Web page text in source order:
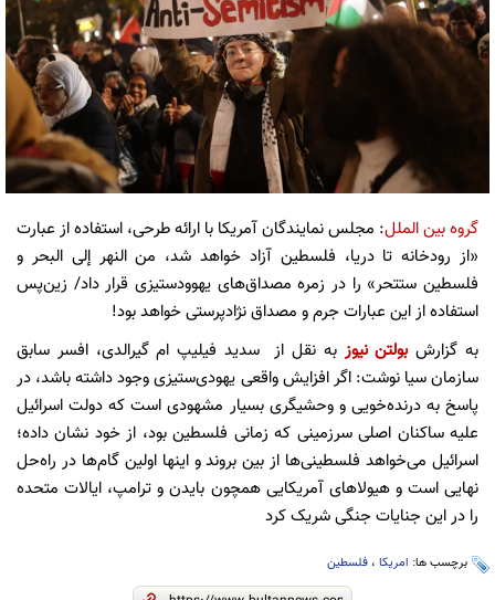
گروه بین الملل: مجلس نمایندگان آمریکا با ارائه طرحی، استفاده از عبارت
«از رودخانه تا دریا، فلسطین آزاد خواهد شد، من النهر إلی البحر و
فلسطین ستتحر» را در زمره مصداق‌های یهوودستیزی قرار داد/ زین‌پس
استفاده از این عبارات جرم و مصداق نژادپرستی خواهد بود!
به گزارشبولتن نیوز به نقل از سدید فیلیپ ام گیرالدی، افسر سابق
سازمان سیا نوشت: اگر افزایش واقعی یهودی‌ستیزی وجود داشته باشد، در
پاسخ به درنده‌خویی و وحشیگری بسیار مشهودی است که دولت اسرائیل
علیه ساکنان اصلی سرزمینی که زمانی فلسطین بود، از خود نشان داده؛
اسرائیل می‌خواهد فلسطینی‌ها از بین بروند و اینها اولین گام‌ها در راه‌حل
نهایی است و هیولاهای آمریکایی همچون بایدن و ترامپ، ایالات متحده
را در این جنایات جنگی شریک کرد
برچسب ها: امریکا ، فلسطین